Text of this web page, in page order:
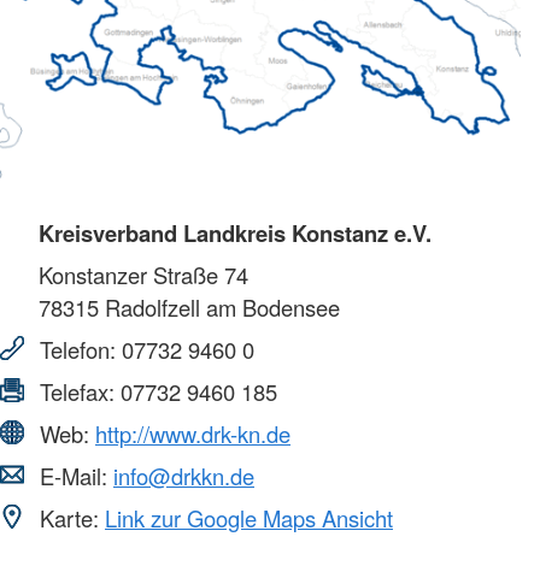
Kreisverband Landkreis Konstanz e.V.
Konstanzer Straße 74
78315 Radolfzell am Bodensee
Telefon: 07732 9460 0
Telefax: 07732 9460 185
Web: http://www.drk-kn.de
E-Mail: info@drkkn.de
Karte: Link zur Google Maps Ansicht